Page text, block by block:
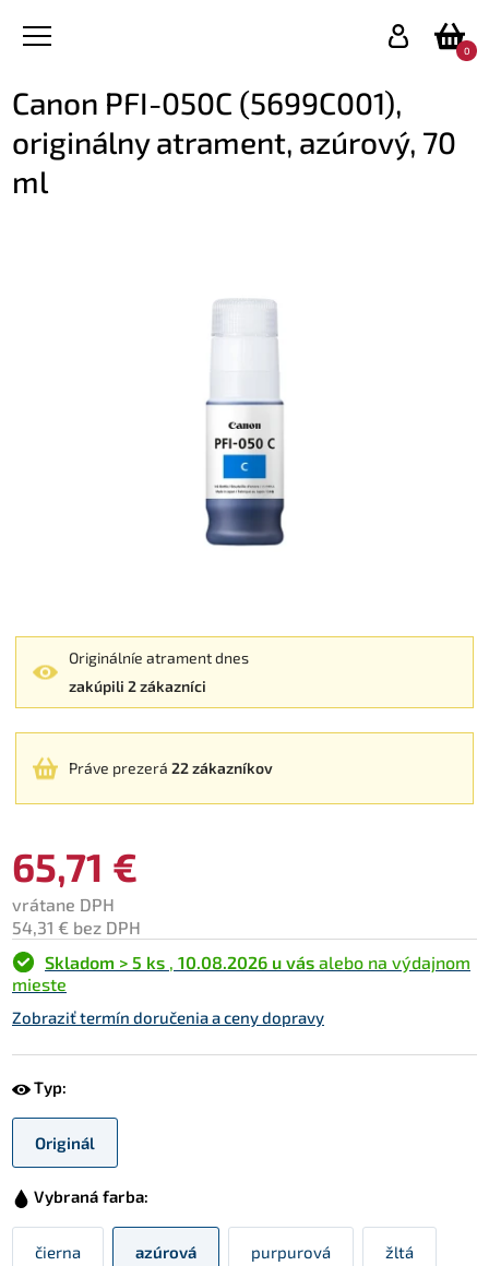
0
Canon PFI-050C (5699C001),
originálny atrament, azúrový, 70
ml
Originálníe atrament dnes
zakúpili 2 zákazníci
Práve prezerá 22 zákazníkov
65,71 €
vrátane DPH
54,31 € bez DPH
Skladom > 5 ks , 10.08.2026 u vás alebo na výdajnom
mieste
Zobraziť termín doručenia a ceny dopravy
Typ:
Originál
Vybraná farba:
čierna azúrová purpurová žltá